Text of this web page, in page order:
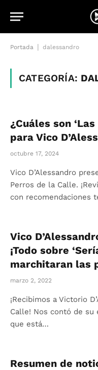
Portada dalessandro
CATEGORÍA:
¿Cuáles son
para Vico
octubre 17, 2024
Vico D’Alessandro
Perros de la Calle.
con recomendaciones
Vico
¡Todo sobre
marchitaran las
marzo 2, 2022
¡Recibimos a Victorio
Calle! Nos contó de su
que está…
Resumen de